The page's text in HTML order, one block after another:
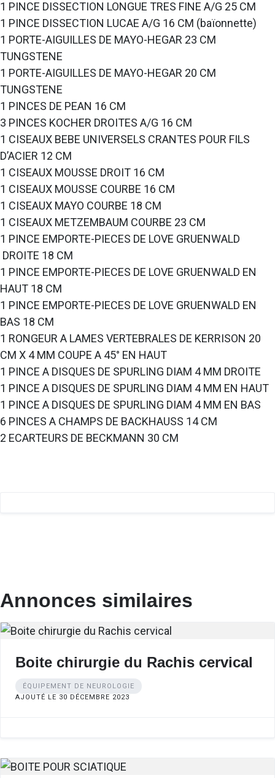
1 PINCE DISSECTION LONGUE TRES FINE A/G 25 CM
1 PINCE DISSECTION LUCAE A/G 16 CM (baïonnette)
1 PORTE-AIGUILLES DE MAYO-HEGAR 23 CM
TUNGSTENE
1 PORTE-AIGUILLES DE MAYO-HEGAR 20 CM
TUNGSTENE
1 PINCES DE PEAN 16 CM
3 PINCES KOCHER DROITES A/G 16 CM
1 CISEAUX BEBE UNIVERSELS CRANTES POUR FILS
D’ACIER 12 CM
1 CISEAUX MOUSSE DROIT 16 CM
1 CISEAUX MOUSSE COURBE 16 CM
1 CISEAUX MAYO COURBE 18 CM
1 CISEAUX METZEMBAUM COURBE 23 CM
1 PINCE EMPORTE-PIECES DE LOVE GRUENWALD
DROITE 18 CM
1 PINCE EMPORTE-PIECES DE LOVE GRUENWALD EN
HAUT 18 CM
1 PINCE EMPORTE-PIECES DE LOVE GRUENWALD EN
BAS 18 CM
1 RONGEUR A LAMES VERTEBRALES DE KERRISON 20
CM X 4 MM COUPE A 45° EN HAUT
1 PINCE A DISQUES DE SPURLING DIAM 4 MM DROITE
1 PINCE A DISQUES DE SPURLING DIAM 4 MM EN HAUT
1 PINCE A DISQUES DE SPURLING DIAM 4 MM EN BAS
6 PINCES A CHAMPS DE BACKHAUSS 14 CM
2 ECARTEURS DE BECKMANN 30 CM
Annonces similaires
Boite chirurgie du Rachis cervical
ÉQUIPEMENT DE NEUROLOGIE
AJOUTÉ LE 30 DÉCEMBRE 2023